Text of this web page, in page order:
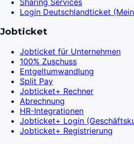
Login Deutschlandticket
Jobticket
Jobticket für Unternehmen
100% Zuschuss
Entgeltumwandlung
Split Pay
Jobticket+ Rechner
Abrechnung
HR-Integrationen
Jobticket+ Login
Jobticket+ Registrierung